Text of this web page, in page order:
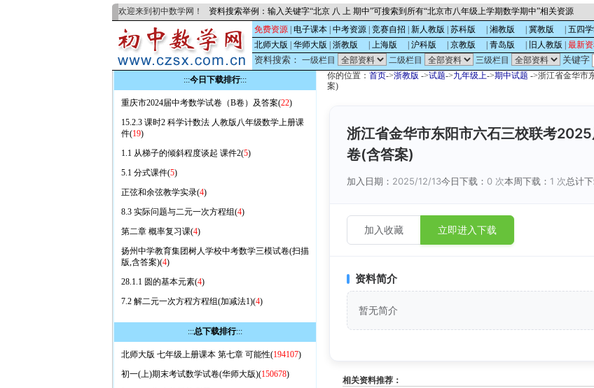
欢迎来到初中数学网！ 资料搜索举例：输入关键字“北京 八 上 期中”可搜索到所有“北京市八年级上学期数学期中”相关资源
免费资源 电子课本 中考资源 竞赛自招 新人教版 苏科版 湘教版 冀教版 五四学
北师大版
华师大版 浙教版 上海版 沪科版 京教版 青岛版 旧人教版 最新
资料搜索： 一级栏目 二级栏目 三级栏目 关键字
:::今日下载排行:::
重庆市2024届中考数学试卷（B卷）及答案(22)
15.2.3 课时2 科学计数法 人教版八年级数学上册课
件(19)
1.1 从梯子的倾斜程度谈起 课件2(5)
5.1 分式课件(5)
正弦和余弦教学实录(4)
8.3 实际问题与二元一次方程组(4)
第二章 概率复习课(4)
扬州中学教育集团树人学校中考数学三模试卷(扫描
版,含答案)(4)
28.1.1 圆的基本元素(4)
7.2 解二元一次方程方程组(加减法1)(4)
:::总下载排行:::
北师大版 七年级上册课本 第七章 可能性(194107)
初一(上)期末考试数学试卷(华师大版)(150678)
你的位置： 首页->浙教版 ->试题->九年级上->期中试题 ->浙江省金华市
案)
浙江省金华市东阳市六石三校联考
卷(含答案)
加入日期： 2025/12/13今日下载： 0 次本周下载： 1 次总计下
加入收藏 立即进入下载
资料简介
暂无简介
相关资料推荐：